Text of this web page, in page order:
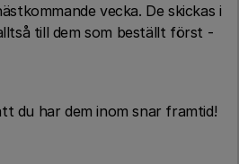
vecka. De skickas i
till dem som beställt först -
du har dem inom snar framtid!